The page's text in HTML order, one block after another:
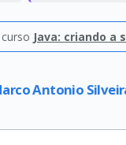
Java: criando a
Antonio